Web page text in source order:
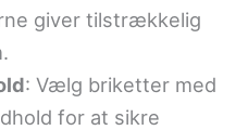
giver tilstrækkelig
: Vælg briketter med
for at sikre